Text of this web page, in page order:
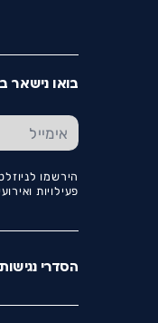
בואו נישאר
הירשמו
פעילויות
הסדרי נגישות